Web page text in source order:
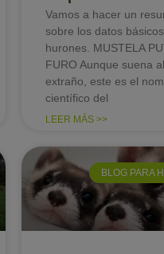
Vamos a hacer un
sobre los datos
hurones. MUSTELA
FURO Aunque suena
extraño, este es el
científico del
LEER MÁS >>
BLOG PARA